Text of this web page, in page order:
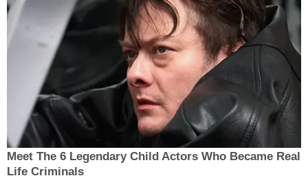
Meet The 6 Legendary Child Actors Who Became Real
Life Criminals